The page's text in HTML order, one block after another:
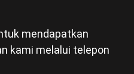
mendapatkan
kami melalui telepon